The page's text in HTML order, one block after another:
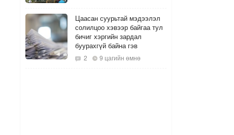
Цаасан суурьтай мэдээлэл
солилцоо хэвээр байгаа тул
бичиг хэргийн зардал
буурахгүй байна гэв
2 9 цагийн өмнө